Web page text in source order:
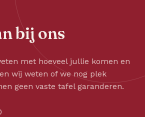
bij ons
met hoeveel jullie komen en
wij weten of we nog plek
geen vaste tafel garanderen.